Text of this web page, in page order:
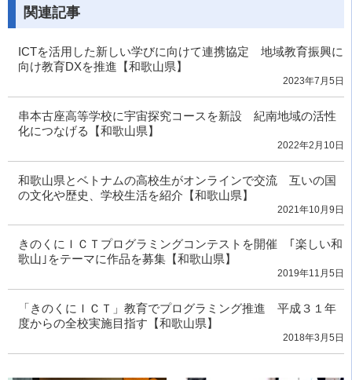
関連記事
ICTを活用した新しい学びに向けて連携協定 地域教育振興に
向け教育DXを推進【和歌山県】
2023年7月5日
串本古座高等学校に宇宙探究コースを新設 紀南地域の活性
化につなげる【和歌山県】
2022年2月10日
和歌山県とベトナムの高校生がオンラインで交流 互いの国
の文化や歴史、学校生活を紹介【和歌山県】
2021年10月9日
きのくにＩＣＴプログラミングコンテストを開催 ｢楽しい和
歌山｣をテーマに作品を募集【和歌山県】
2019年11月5日
「きのくにＩＣＴ」教育でプログラミング推進 平成３１年
度からの全校実施目指す【和歌山県】
2018年3月5日